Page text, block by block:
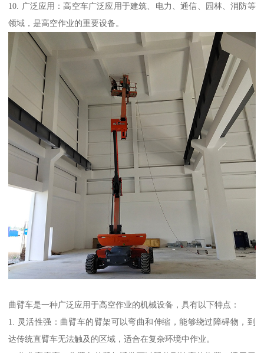
10. 广泛应用：高空车广泛应用于建筑、电力、通信、园林、消防等
领域，是高空作业的重要设备。
曲臂车是一种广泛应用于高空作业的机械设备，具有以下特点：
1. 灵活性强：曲臂车的臂架可以弯曲和伸缩，能够绕过障碍物，到
达传统直臂车无法触及的区域，适合在复杂环境中作业。